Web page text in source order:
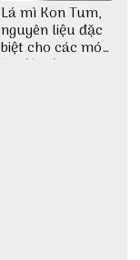
Lá mì Kon Tum,
nguyên liệu đặc
biệt cho các món
ăn độc đáo